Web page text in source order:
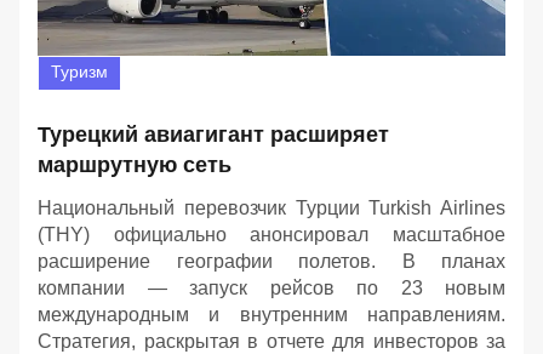
Туризм
Турецкий авиагигант расширяет
маршрутную сеть
Национальный перевозчик Турции Turkish Airlines
(THY) официально анонсировал масштабное
расширение географии полетов. В планах
компании — запуск рейсов по 23 новым
международным и внутренним направлениям.
Стратегия, раскрытая в отчете для инвесторов за